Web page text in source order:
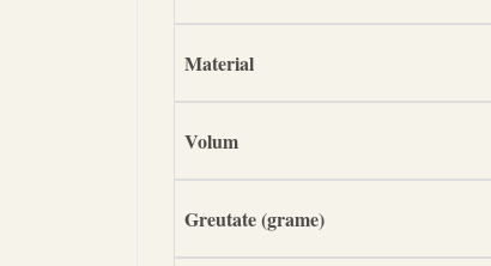
Material
Volum
Greutate (grame)